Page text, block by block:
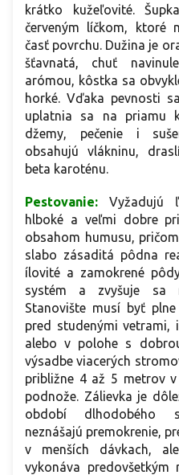
krátko kužeľovité.
červeným líčkom, ktoré
časť povrchu. Dužina je
šťavnatá, chuť
arómou, kôstka sa
horké. Vďaka pevnosti
uplatnia sa na priamu
džemy, pečenie i
obsahujú vlákninu,
beta karoténu.
Pestovanie:
Vyžadujú
hlboké a veľmi dobre
obsahom humusu,
slabo zásaditá pôdna
ílovité a zamokrené
systém a zvyšuje sa
Stanovište musí byť
pred studenými vetrami,
alebo v polohe s
výsadbe viacerých
približne 4 až 5 metrov
podnože. Zálievka je
období dlhodobého
neznášajú premokrenie,
v menších dávkach,
vykonáva